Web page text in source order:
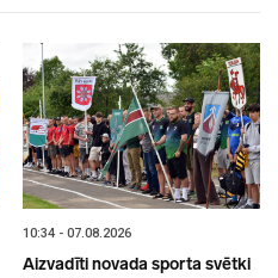
10:34 - 07.08.2026
Aizvadīti novada sporta svētki